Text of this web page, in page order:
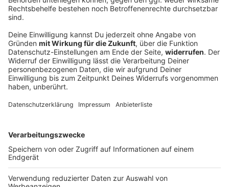
Vor EM: Sprint-Ass Ansah wehrt sich gegen
drohende Sperre
100-Meter-Rekordler Owen Ansah gehört zu den
deutschen Hoffnungsträgern bei der EM. Nun aber
hinnehmen.
DEINE GEMERKTEN ARTIKEL
Du hast dir noch keine Artikel gemerkt